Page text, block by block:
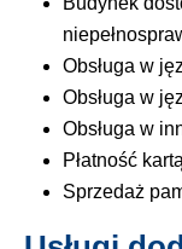
Obsługa w
Obsługa w
Obsługa w
Płatność
Sprzedaż